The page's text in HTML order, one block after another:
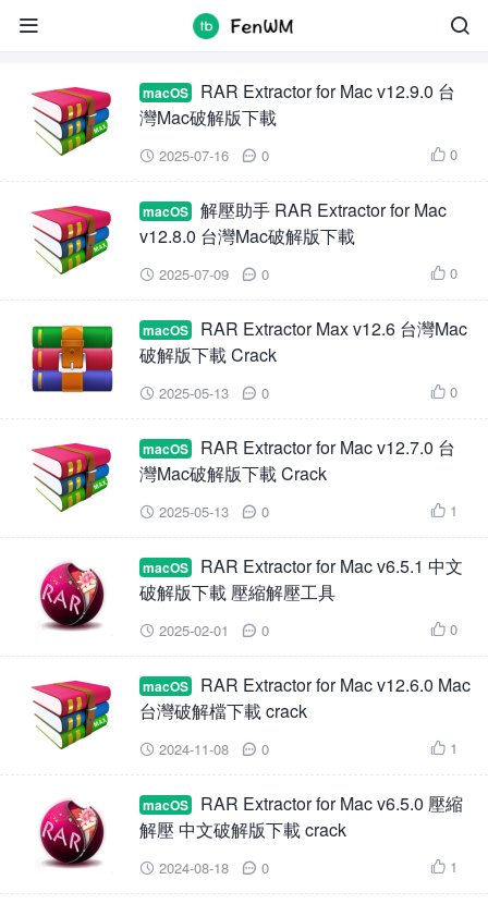


macOS
RAR Extractor for Mac v12.9.0 台
灣Mac破解版下載
 2025-07-16  0  0
macOS
解壓助手 RAR Extractor for Mac
v12.8.0 台灣Mac破解版下載
 2025-07-09  0  0
macOS
RAR Extractor Max v12.6 台灣Mac
破解版下載 Crack
 2025-05-13  0  0
macOS
RAR Extractor for Mac v12.7.0 台
灣Mac破解版下載 Crack
 2025-05-13  0  1
macOS
RAR Extractor for Mac v6.5.1 中文
破解版下載 壓縮解壓工具
 2025-02-01  0  0
macOS
RAR Extractor for Mac v12.6.0 Mac
台灣破解檔下載 crack
 2024-11-08  0  1
macOS
RAR Extractor for Mac v6.5.0 壓縮
解壓 中文破解版下載 crack
 2024-08-18  0  1